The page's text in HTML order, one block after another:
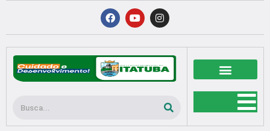
conteúdo
F
a
c
b
o
o
k
Y
o
u
u
b
e
I
n
s
a
g
r
a
Pesquisar